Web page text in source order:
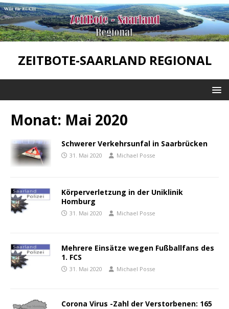
ZEITBOTE-SAARLAND REGIONAL
Monat: Mai 2020
Schwerer Verkehrsunfal in Saarbrücken
31. Mai 2020 Michael Posse
Körperverletzung in der Uniklinik
Homburg
31. Mai 2020 Michael Posse
Mehrere Einsätze wegen Fußballfans des
1. FCS
31. Mai 2020 Michael Posse
Corona Virus -Zahl der Verstorbenen: 165